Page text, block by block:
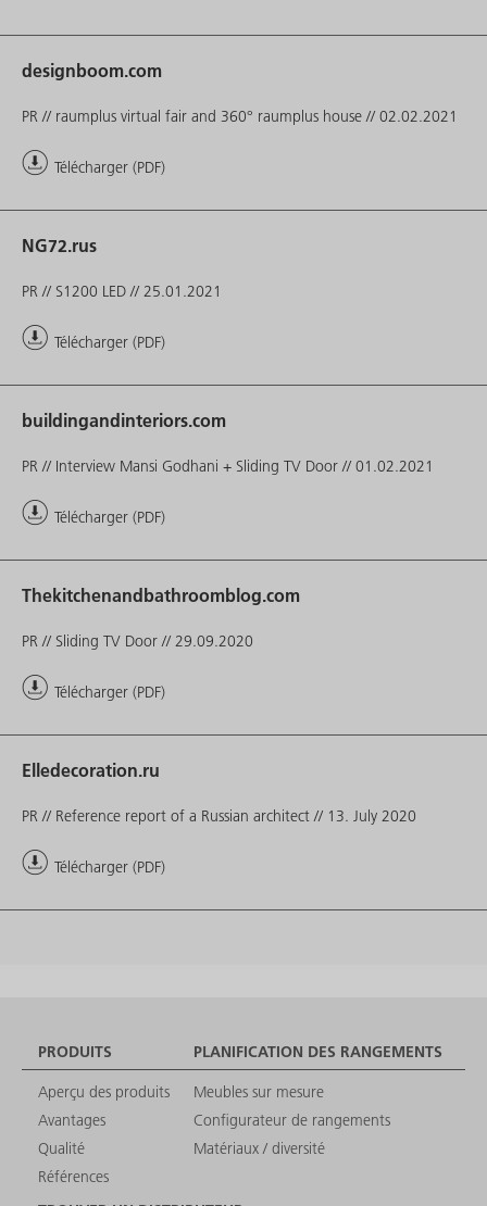
designboom.com
PR // raumplus virtual fair and 360° raumplus house // 02.02.2021
Télécharger (PDF)
NG72.rus
PR // S1200 LED // 25.01.2021
Télécharger (PDF)
buildingandinteriors.com
PR // Interview Mansi Godhani + Sliding TV Door // 01.02.2021
Télécharger (PDF)
Thekitchenandbathroomblog.com
PR // Sliding TV Door // 29.09.2020
Télécharger (PDF)
Elledecoration.ru
PR // Reference report of a Russian architect // 13. July 2020
Télécharger (PDF)
PRODUITS
Aperçu des produits
Avantages
Qualité
Références
PLANIFICATION DES RANGEMENTS
Meubles sur mesure
Configurateur de rangements
Matériaux / diversité